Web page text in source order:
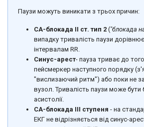
Паузи можуть виникати з трьох причин:
СА-блокада ІІ ст. тип 2 ("блокада
випадку тривалість паузи
інтервалам RR.
Синус-арест- пауза триває до
пейсмеркер наступного порядку
"вислизаючий ритм") або поки не
вузол. Тривалість паузи може
асистолії.
СА-блокада III ступеня - на
ЕКГ не відрізняється від синус-